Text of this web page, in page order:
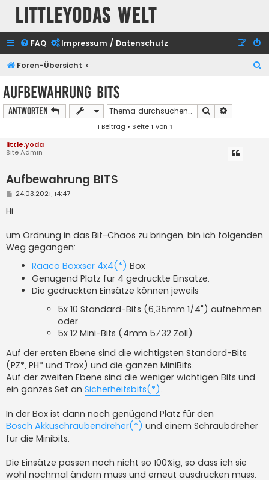
Littleyodas Welt
FAQ Impressum / Datenschutz
Foren-Übersicht
Aufbewahrung BITS
Antworten Suche
1 Beitrag • Seite1 von 1
little.yoda
Site Admin
Aufbewahrung BITS
B
a
g
24.03.2021, 14:47
Hi
um Ordnung in das Bit-Chaos zu bringen, bin ich folgenden
Weg gegangen:
Raaco Boxxser 4x4(*) Box
Genügend Platz für 4 gedruckte Einsätze.
Die gedruckten Einsätze können jeweils
5x 10 Standard-Bits (6,35mm 1/4") aufnehmen
oder
5x 12 Mini-Bits (4mm 5⁄32 Zoll)
Auf der ersten Ebene sind die wichtigsten Standard-Bits
(PZ*, PH* und Trox) und die ganzen MiniBits.
Auf der zweiten Ebene sind die weniger wichtigen Bits und
ein ganzes Set an Sicherheitsbits(*).
In der Box ist dann noch genügend Platz für den
Bosch Akkuschraubendreher(*) und einem Schraubdreher
für die Minibits.
Die Einsätze passen noch nicht so 100%ig, so dass ich sie
wohl nochmal ändern muss und erneut ausdrucken muss.